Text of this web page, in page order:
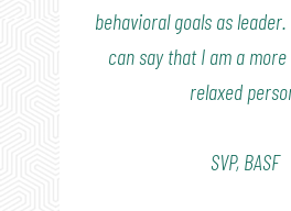
behavioral goals as
can say that I am a
relaxed
SVP, BASF